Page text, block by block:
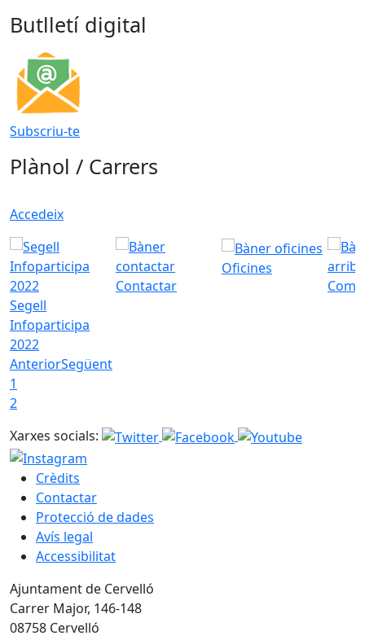
Butlletí digital
Subscriu-te
Plànol / Carrers
Accedeix
Segell
Infoparticipa
2022
Contactar
Oficines
Com
AnteriorSegüent
1
2
Xarxes socials:
Crèdits
Contactar
Protecció de dades
Avís legal
Accessibilitat
Ajuntament de Cervelló
Carrer Major, 146-148
08758 Cervelló